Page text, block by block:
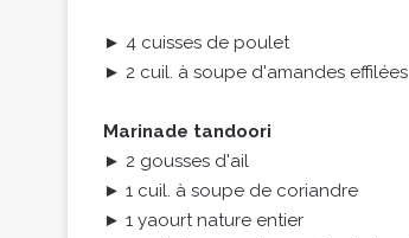
► 4 cuisses de poulet
► 2 cuil. à soupe d'amandes effilées
Marinade tandoori
► 2 gousses d'ail
► 1 cuil. à soupe de coriandre
► 1 yaourt nature entier